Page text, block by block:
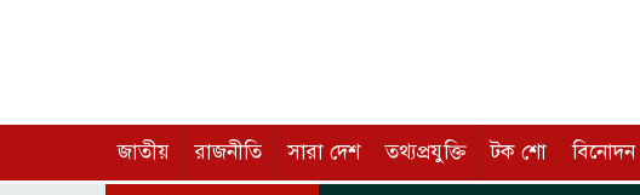
জাতীয় রাজনীতি সারা দেশ তথ্যপ্রযুক্তি টক শো বিনোদন